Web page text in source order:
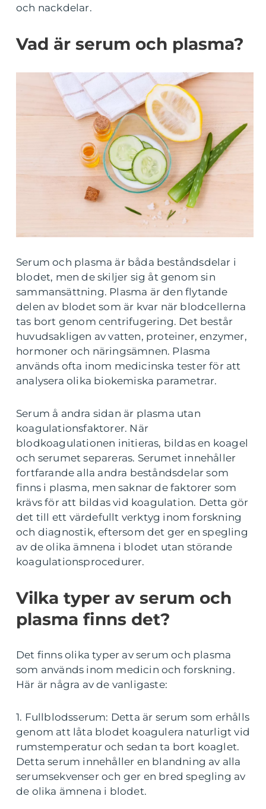
och nackdelar.
Vad är serum och plasma?
Serum och plasma är båda beståndsdelar i
blodet, men de skiljer sig åt genom sin
sammansättning. Plasma är den flytande
delen av blodet som är kvar när blodcellerna
tas bort genom centrifugering. Det består
huvudsakligen av vatten, proteiner, enzymer,
hormoner och näringsämnen. Plasma
används ofta inom medicinska tester för att
analysera olika biokemiska parametrar.
Serum å andra sidan är plasma utan
koagulationsfaktorer. När
blodkoagulationen initieras, bildas en koagel
och serumet separeras. Serumet innehåller
fortfarande alla andra beståndsdelar som
finns i plasma, men saknar de faktorer som
krävs för att bildas vid koagulation. Detta gör
det till ett värdefullt verktyg inom forskning
och diagnostik, eftersom det ger en spegling
av de olika ämnena i blodet utan störande
koagulationsprocedurer.
Vilka typer av serum och
plasma finns det?
Det finns olika typer av serum och plasma
som används inom medicin och forskning.
Här är några av de vanligaste:
1. Fullblodsserum: Detta är serum som erhålls
genom att låta blodet koagulera naturligt vid
rumstemperatur och sedan ta bort koaglet.
Detta serum innehåller en blandning av alla
serumsekvenser och ger en bred spegling av
de olika ämnena i blodet.